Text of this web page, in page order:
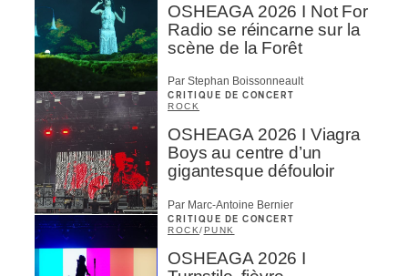
OSHEAGA 2026 I Not For
Radio se réincarne sur la
scène de la Forêt
Par Stephan Boissonneault
CRITIQUE DE CONCERT
ROCK
OSHEAGA 2026 I Viagra
Boys au centre d’un
gigantesque défouloir
Par Marc-Antoine Bernier
CRITIQUE DE CONCERT
ROCK/PUNK
OSHEAGA 2026 I